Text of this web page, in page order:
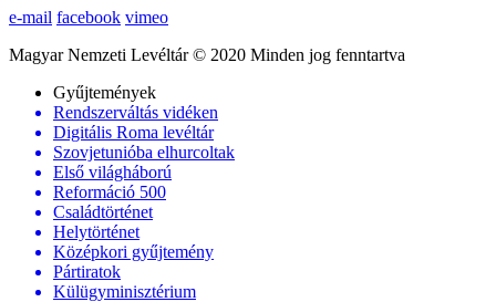
e-mail facebook vimeo
Magyar Nemzeti Levéltár © 2020 Minden jog fenntartva
Gyűjtemények
Rendszerváltás vidéken
Digitális Roma levéltár
Szovjetunióba elhurcoltak
Első világháború
Reformáció 500
Családtörténet
Helytörténet
Középkori gyűjtemény
Pártiratok
Külügyminisztérium